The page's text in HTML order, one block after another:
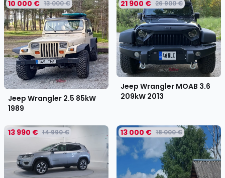
10 000 € 13 000 €
Jeep Wrangler 2.5 85kW
1989
21 900 € 26 900 €
Jeep Wrangler MOAB 3.6
209kW 2013
13 990 € 14 990 € 13 000 € 18 000 €